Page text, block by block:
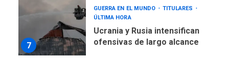
7
GUERRA EN EL MUNDO
TITULARES
ÚLTIMA HORA
Ucrania y Rusia intensifican
ofensivas de largo alcance